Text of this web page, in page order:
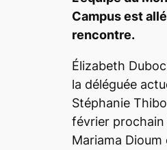
Campus est
rencontre.
Élizabeth
la déléguée
Stéphanie
février prochain
Mariama Dioum